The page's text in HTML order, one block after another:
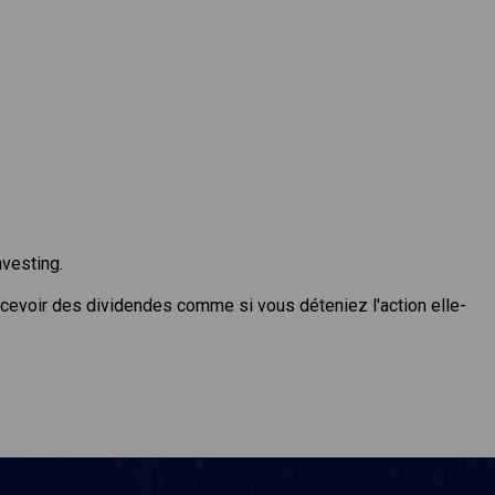
des dividendes comme si vous déteniez l'action elle-